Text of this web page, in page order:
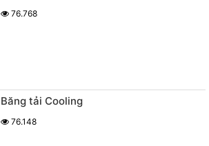
76.768
Băng tải Cooling
76.148